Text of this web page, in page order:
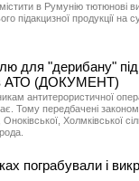
в Румунію тютюнові
підакцизної продукції на
для "дерибану"
АТО (ДОКУМЕНТ)
антитерористичної
Тому передбачені законом
Холмківської
пограбували і